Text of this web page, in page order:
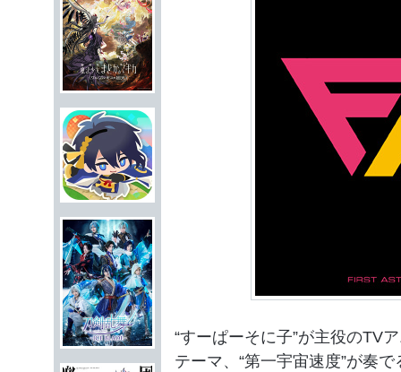
“すーぱーそに子”が主役のTV
テーマ、“第一宇宙速度”が奏